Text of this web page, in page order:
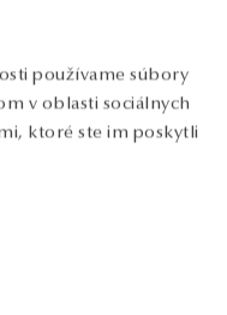
používame súbory
v oblasti sociálnych
ktoré ste im poskytli